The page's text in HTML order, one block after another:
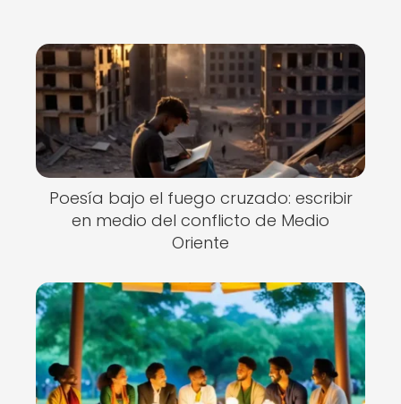
Poesía bajo el fuego cruzado: escribir
en medio del conflicto de Medio
Oriente